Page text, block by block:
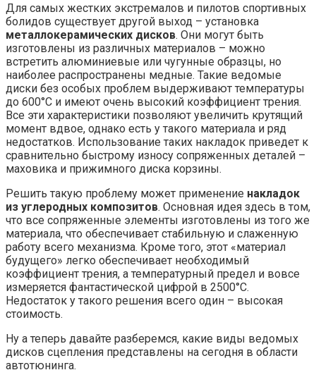
Для самых жестких экстремалов и пилотов спортивных
болидов существует другой выход – установка
металлокерамических дисков. Они могут быть
изготовлены из различных материалов – можно
встретить алюминиевые или чугунные образцы, но
наиболее распространены медные. Такие ведомые
диски без особых проблем выдерживают температуры
до 600°С и имеют очень высокий коэффициент трения.
Все эти характеристики позволяют увеличить крутящий
момент вдвое, однако есть у такого материала и ряд
недостатков. Использование таких накладок приведет к
сравнительно быстрому износу сопряженных деталей –
маховика и прижимного диска корзины.
Решить такую проблему может применение накладок
из углеродных композитов. Основная идея здесь в том,
что все сопряженные элементы изготовлены из того же
материала, что обеспечивает стабильную и слаженную
работу всего механизма. Кроме того, этот «материал
будущего» легко обеспечивает необходимый
коэффициент трения, а температурный предел и вовсе
измеряется фантастической цифрой в 2500°С.
Недостаток у такого решения всего один – высокая
стоимость.
Ну а теперь давайте разберемся, какие виды ведомых
дисков сцепления представлены на сегодня в области
автотюнинга.